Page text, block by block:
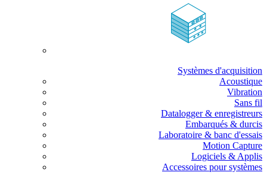
Systèmes d'acquisition
Acoustique
Vibration
Sans fil
Datalogger & enregistreurs
Embarqués & durcis
Laboratoire & banc d'essais
Motion Capture
Logiciels & Applis
Accessoires pour systèmes